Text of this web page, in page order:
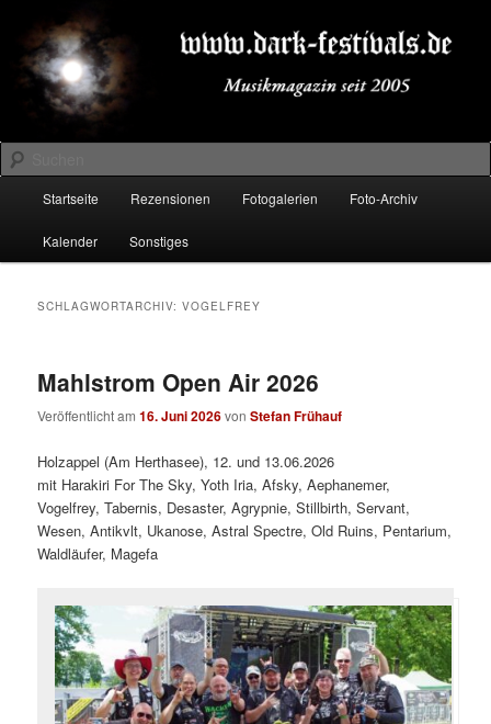
primären
Inhalt
springen
sekundären
Inhalt
springenDARK-FESTIVALS.DE
Suchen
Startseite Rezensionen Fotogalerien Foto-Archiv
Kalender Sonstiges
SCHLAGWORTARCHIV:VOGELFREY
Mahlstrom Open Air 2026
Veröffentlicht am16. Juni 2026vonStefan Frühauf
Holzappel (Am Herthasee), 12. und 13.06.2026
mit Harakiri For The Sky, Yoth Iria, Afsky, Aephanemer,
Vogelfrey, Tabernis, Desaster, Agrypnie, Stillbirth, Servant,
Wesen, Antikvlt, Ukanose, Astral Spectre, Old Ruins, Pentarium,
Waldläufer, Magefa